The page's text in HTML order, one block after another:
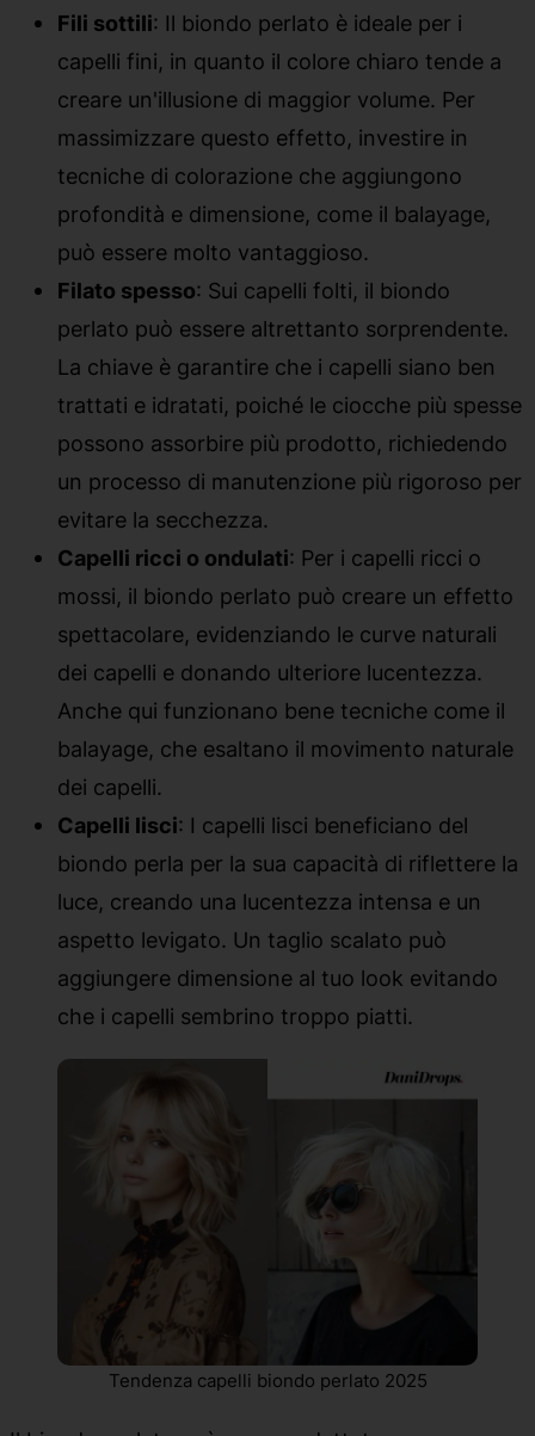
Fili sottili: Il biondo perlato è ideale per i
capelli fini, in quanto il colore chiaro tende a
creare un'illusione di maggior volume. Per
massimizzare questo effetto, investire in
tecniche di colorazione che aggiungono
profondità e dimensione, come il balayage,
può essere molto vantaggioso.
Filato spesso: Sui capelli folti, il biondo
perlato può essere altrettanto sorprendente.
La chiave è garantire che i capelli siano ben
trattati e idratati, poiché le ciocche più spesse
possono assorbire più prodotto, richiedendo
un processo di manutenzione più rigoroso per
evitare la secchezza.
Capelli ricci o ondulati: Per i capelli ricci o
mossi, il biondo perlato può creare un effetto
spettacolare, evidenziando le curve naturali
dei capelli e donando ulteriore lucentezza.
Anche qui funzionano bene tecniche come il
balayage, che esaltano il movimento naturale
dei capelli.
Capelli lisci: I capelli lisci beneficiano del
biondo perla per la sua capacità di riflettere la
luce, creando una lucentezza intensa e un
aspetto levigato. Un taglio scalato può
aggiungere dimensione al tuo look evitando
che i capelli sembrino troppo piatti.
Tendenza capelli biondo perlato 2025